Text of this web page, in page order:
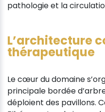
pathologie et la
L’architecture
thérapeutique
Le cœur du domaine
principale bordée
déploient des pavillons.